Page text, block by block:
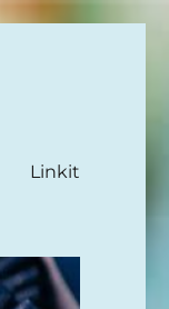
Linkit